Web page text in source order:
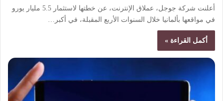
أعلنت شركة جوجل، عملاق الإنترنت، عن خطتها لاستثمار 5.5 مليار يورو
في مواقعها بألمانيا خلال السنوات الأربع المقبلة، في أكبر…
أكمل القراءة »